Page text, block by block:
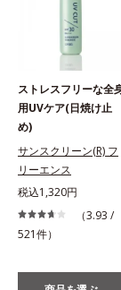
ストレスフリーな全
用UVケア(日焼け止
め)
サンスクリーン(R) フ
リーエンス
税込1,320円
（3.93 /
521件）